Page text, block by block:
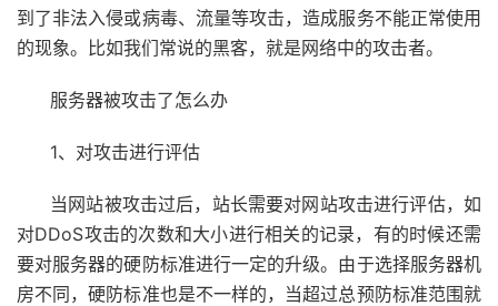
到了非法入侵或病毒、流量等攻击，造成服务不能正常使用
的现象。比如我们常说的黑客，就是网络中的攻击者。
服务器被攻击了怎么办
1、对攻击进行评估
当网站被攻击过后，站长需要对网站攻击进行评估，如
对DDoS攻击的次数和大小进行相关的记录，有的时候还需
要对服务器的硬防标准进行一定的升级。由于选择服务器机
房不同，硬防标准也是不一样的，当超过总预防标准范围就